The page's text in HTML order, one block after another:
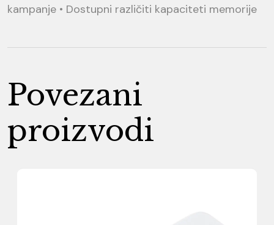
kampanje • Dostupni različiti kapaciteti memorije
Povezani
proizvodi